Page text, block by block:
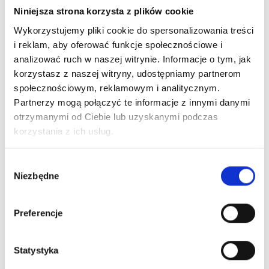
Niniejsza strona korzysta z plików cookie
Wykorzystujemy pliki cookie do spersonalizowania treści
i reklam, aby oferować funkcje społecznościowe i
analizować ruch w naszej witrynie. Informacje o tym, jak
korzystasz z naszej witryny, udostępniamy partnerom
społecznościowym, reklamowym i analitycznym.
Partnerzy mogą połączyć te informacje z innymi danymi
otrzymanymi od Ciebie lub uzyskanymi podczas
korzystania z ich usług.
zgody
Niezbędne
Preferencje
Statystyka
HERRERA LA BOMBA EDP
Dowiedz się więcej
Zaloguj się